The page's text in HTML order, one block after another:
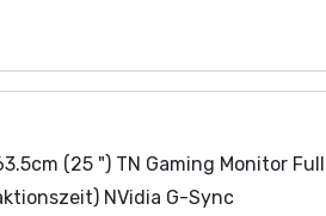
(25 ") TN Gaming Monitor
NVidia G-Sync